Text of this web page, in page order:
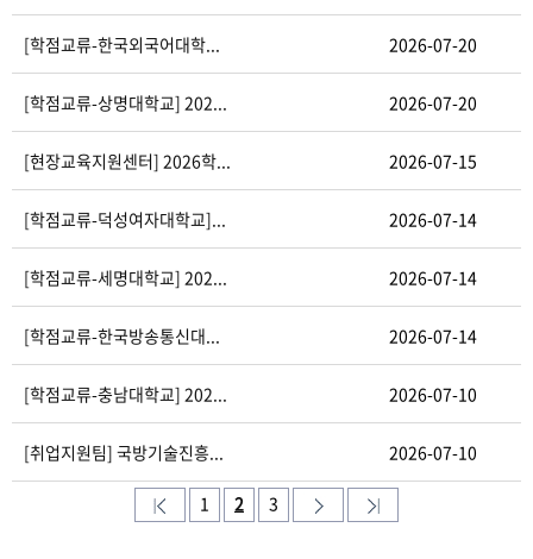
[학점교류-한국외국어대학... 2026-07-20
[학점교류-상명대학교] 202... 2026-07-20
[현장교육지원센터] 2026학... 2026-07-15
[학점교류-덕성여자대학교]... 2026-07-14
[학점교류-세명대학교] 202... 2026-07-14
[학점교류-한국방송통신대... 2026-07-14
[학점교류-충남대학교] 202... 2026-07-10
[취업지원팀] 국방기술진흥... 2026-07-10
1 2 3